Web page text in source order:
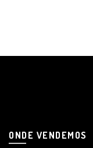
ONDE VENDEMOS